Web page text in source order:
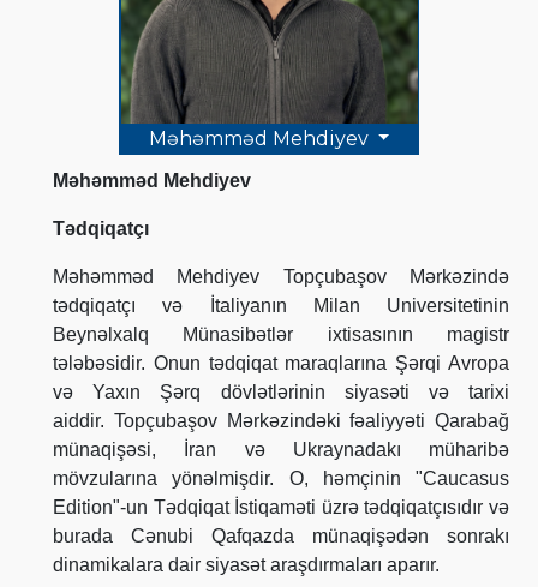
Məhəmməd Mehdiyev
Məhəmməd Mehdiyev
Tədqiqatçı
Məhəmməd Mehdiyev Topçubaşov Mərkəzində
tədqiqatçı və İtaliyanın Milan Universitetinin
Beynəlxalq Münasibətlər ixtisasının magistr
tələbəsidir. Onun tədqiqat maraqlarına Şərqi Avropa
və Yaxın Şərq dövlətlərinin siyasəti və tarixi
aiddir. Topçubaşov Mərkəzindəki fəaliyyəti Qarabağ
münaqişəsi, İran və Ukraynadakı müharibə
mövzularına yönəlmişdir. O, həmçinin "Caucasus
Edition"-un Tədqiqat İstiqaməti üzrə tədqiqatçısıdır və
burada Cənubi Qafqazda münaqişədən sonrakı
dinamikalara dair siyasət araşdırmaları aparır.